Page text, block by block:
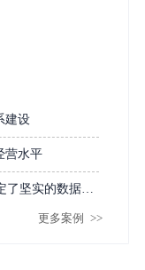
建设
营水平
坚实的数据基
更多案例 >>